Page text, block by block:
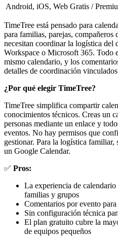
Android, iOS, Web Gratis /
TimeTree está pensado para
para familias, parejas, compañeros
necesitan coordinar la logística
Workspace o Microsoft 365. Todo
mismo calendario, y los
detalles de coordinación
¿Por qué elegir TimeTree?
TimeTree simplifica compartir
conocimientos técnicos. Creas un
personas mediante un enlace y
eventos. No hay permisos que
gestionar. Para la logística
un Google Calendar.
✅ Pros:
La experiencia de
familias y grupos
Comentarios por evento
Sin configuración técnica
El plan gratuito cubre la
de equipos pequeños